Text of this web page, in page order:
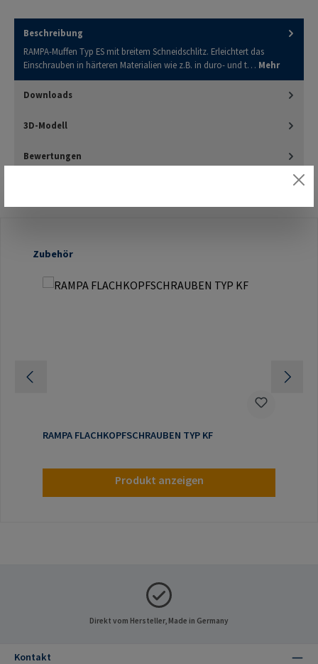
Beschreibung
RAMPA-Muffen Typ ES mit breitem Schneidschlitz. Erleichtert das
Einschrauben in härteren Materialien wie z.B. in duro- und t… Mehr
Downloads
3D-Modell
Bewertungen
Produktgalerie überspringen
Zubehör
RAMPA FLACHKOPFSCHRAUBEN TYP KF
Produkt anzeigen
Direkt vom Hersteller, Made in Germany
Kontakt